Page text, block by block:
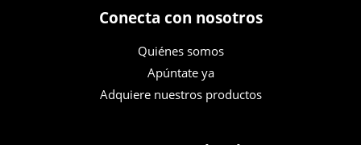
Conecta con nosotros
Quiénes somos
Apúntate ya
Adquiere nuestros productos